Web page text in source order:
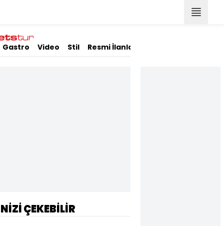
Gastro Video Stil Resmi İlanlar
ÇEKEBİLİR